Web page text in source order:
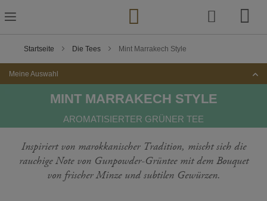
Inhalt
springen
Startseite Die Tees Mint Marrakech Style
Meine Auswahl
MINT MARRAKECH STYLE
AROMATISIERTER GRÜNER TEE
Inspiriert von marokkanischer Tradition, mischt sich die
rauchige Note von Gunpowder-Grüntee mit dem Bouquet
von frischer Minze und subtilen Gewürzen.